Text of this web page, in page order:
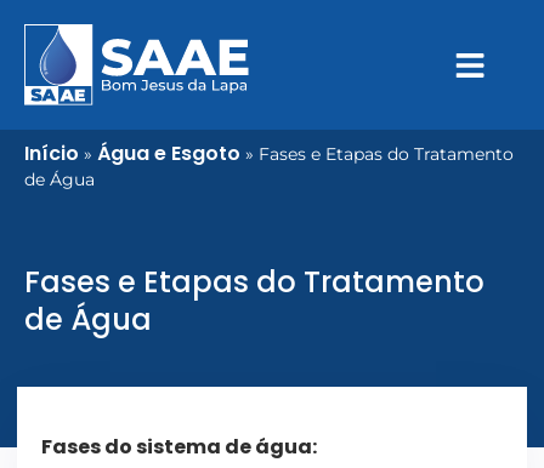
Início » Água e Esgoto » Fases e Etapas do Tratamento
de Água
Fases e Etapas do Tratamento
de Água
Fases do sistema de água: